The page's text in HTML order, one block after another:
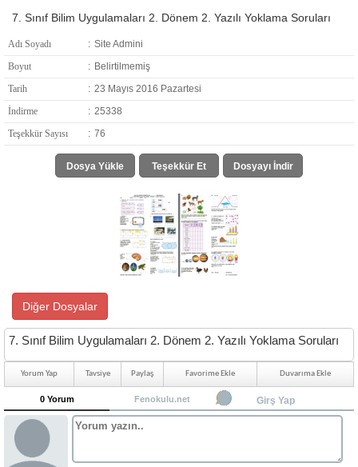
7. Sınıf Bilim Uygulamaları 2. Dönem 2. Yazılı Yoklama Soruları
Adı Soyadı : Site Admini
Boyut
: Belirtilmemiş
Tarih
: 23 Mayıs 2016 Pazartesi
İndirme
: 25338
Teşekkür Sayısı
: 76
Dosya Yükle Teşekkür Et Dosyayı İndir
Diğer Dosyalar
7. Sınıf Bilim Uygulamaları 2. Dönem 2. Yazılı Yoklama Soruları
Yorum Yap Tavsiye Paylaş Favorime Ekle Duvarıma Ekle
0 Yorum Fenokulu.net Girş Yap